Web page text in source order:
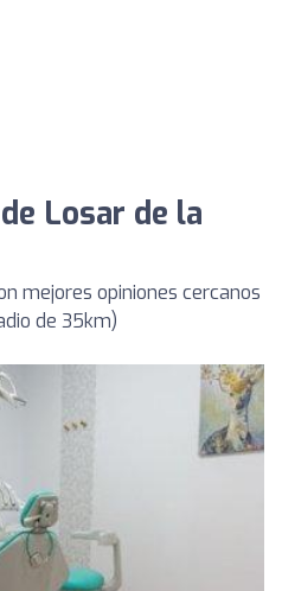
Losar de la
mejores opiniones cercanos
de 35km)